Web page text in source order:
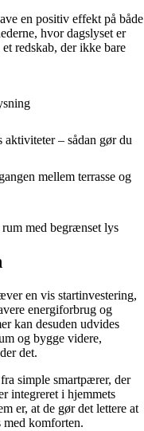
en positiv effekt på både
hvor dagslyset er
redskab, der ikke bare
aktiviteter – sådan gør du
mellem terrasse og
med begrænset lys
en vis startinvestering,
energiforbrug og
kan desuden udvides
og bygge videre,
det.
simple smartpærer, der
integreret i hjemmets
er, at de gør det lettere at
komforten.